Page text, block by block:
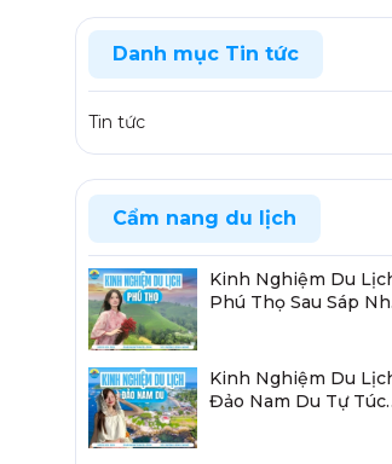
Danh mục Tin tức
Tin tức
Cẩm nang du lịch
Kinh Nghiệm Du
Phú Thọ Sau Sáp
Kinh Nghiệm Du
Đảo Nam Du Tự Túc